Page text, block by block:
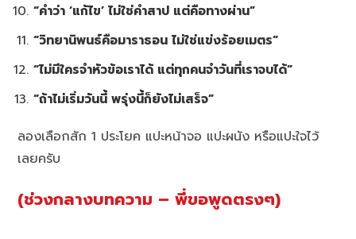
“คำว่า ‘แก้ไข’ ไม่ใช่คำสาป แต่คือทางผ่าน”
“วิทยานิพนธ์คือมาราธอน ไม่ใช่แข่งร้อยเมตร”
“ไม่มีใครจำหัวข้อเราได้ แต่ทุกคนจำวันที่เราจบได้”
“ถ้าไม่เริ่มวันนี้ พรุ่งนี้ก็ยังไม่เสร็จ”
ลองเลือกสัก 1 ประโยค แปะหน้าจอ แปะผนัง หรือแปะใจไว้
เลยครับ
(ช่วงกลางบทความ – พี่ขอพูดตรงๆ)